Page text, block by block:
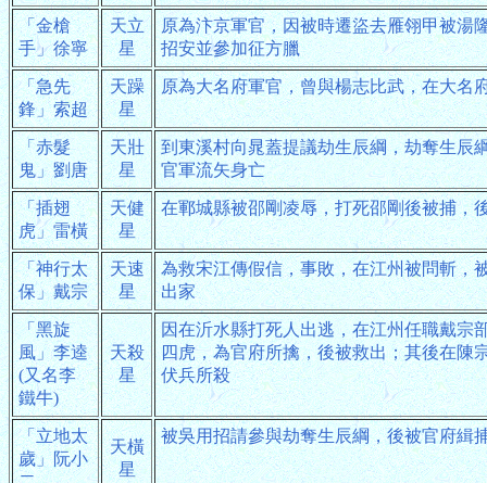
「金槍
手」徐寧
天立
星
原為汴京軍官，因被時遷盜去雁翎甲被湯
招安並參加征方臘
「急先
鋒」索超
天躁
星
原為大名府軍官，曾與楊志比武，在大名
「赤髮
鬼」劉唐
天壯
星
到東溪村向晁蓋提議劫生辰綱，劫奪生辰
官軍流矢身亡
「插翅
虎」雷橫
天健
星
在鄆城縣被邵剛凌辱，打死邵剛後被捕，
「神行太
保」戴宗
天速
星
為救宋江傳假信，事敗，在江州被問斬，
出家
「黑旋
風」李逵
(又名李
鐵牛)
天殺
星
因在沂水縣打死人出逃，在江州任職戴宗
四虎，為官府所擒，後被救出；其後在陳
伏兵所殺
「立地太
歲」阮小
天橫
星
被吳用招請參與劫奪生辰綱，後被官府緝